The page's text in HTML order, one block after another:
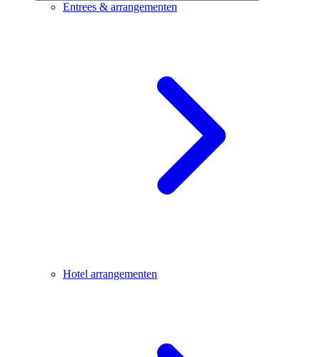
Entrees & arrangementen
Hotel arrangementen